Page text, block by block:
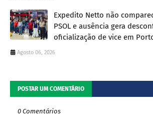
Expedito Netto não
PSOL e ausência gera
oficialização de vice em
Agosto 06, 2026
POSTAR UM COMENTÁRIO
0 Comentários